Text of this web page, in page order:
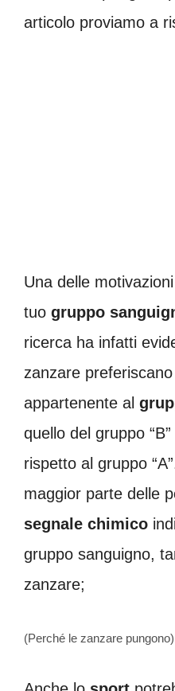
articolo proviamo a
Una delle
tuo gruppo
ricerca ha infatti
zanzare
appartenente al
quello del gruppo
rispetto al gruppo
maggior parte delle
segnale chimico
gruppo sanguigno,
zanzare;
(Perché le zanzare pungono)